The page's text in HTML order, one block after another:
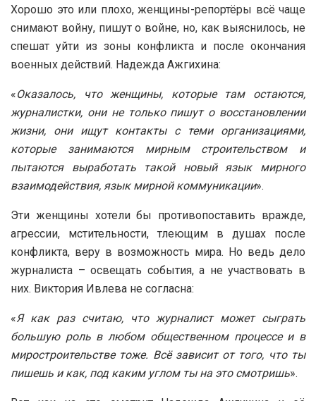
Хорошо это или плохо, женщины-репортёры всё чаще
снимают войну, пишут о войне, но, как выяснилось, не
спешат уйти из зоны конфликта и после окончания
военных действий. Надежда Ажгихина:
«Оказалось, что женщины, которые там остаются,
журналистки, они не только пишут о восстановлении
жизни, они ищут контакты с теми организациями,
которые занимаются мирным строительством и
пытаются выработать такой новый язык мирного
взаимодействия, язык мирной коммуникации».
Эти женщины хотели бы противопоставить вражде,
агрессии, мстительности, тлеющим в душах после
конфликта, веру в возможность мира. Но ведь дело
журналиста – освещать события, а не участвовать в
них. Виктория Ивлева не согласна:
«Я как раз считаю, что журналист может сыграть
большую роль в любом общественном процессе и в
миростроительстве тоже. Всё зависит от того, что ты
пишешь и как, под каким углом ты на это смотришь».